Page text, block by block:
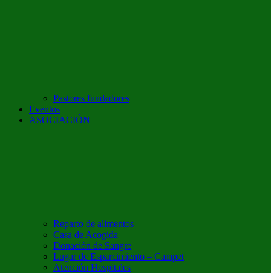
Pastores fundadores
Eventos
ASOCIACIÓN
Reparto de alimentos
Casa de Acogida
Donación de Sangre
Lugar de Esparcimiento – Campet
Atención Hospitales